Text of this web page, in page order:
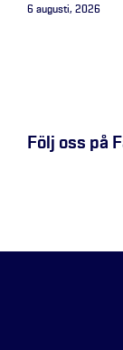
6 augusti, 2026
Följ oss på